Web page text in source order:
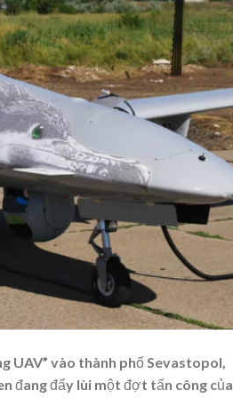
UAV” vào thành phố Sevastopol,
đang đẩy lùi một đợt tấn công của